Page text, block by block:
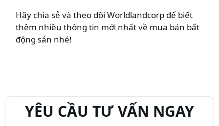
Hãy chia sẻ và theo dõi Worldlandcorp để biết
thêm nhiều thông tin mới nhất về mua bán bất
động sản nhé!
YÊU CẦU TƯ VẤN NGAY